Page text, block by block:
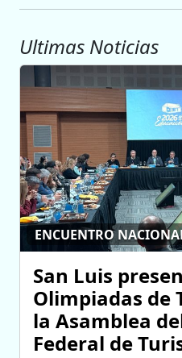
Ultimas Noticias
ENCUENTRO
San Luis
Olimpiadas de
la Asamblea
Federal de